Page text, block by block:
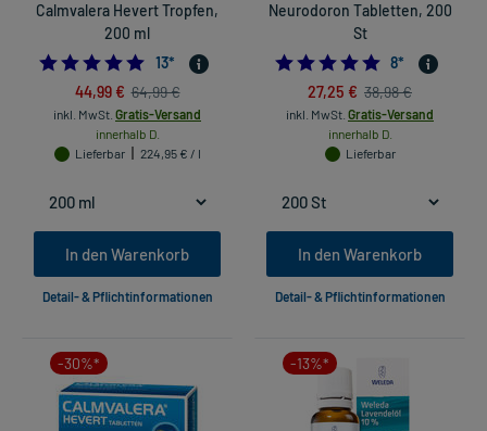
Calmvalera Hevert Tropfen,
200 ml
4.923076923076923
13*
44,99 € 64,99 €
inkl. MwSt. Gratis-Versand
innerhalb D.
Lieferbar
224,95 € / l
In den Warenkorb
Detail- & Pflichtinformationen
Neurodoron Tabletten, 200
St
4.875
8*
27,25 € 38,98 €
inkl. MwSt. Gratis-Versand
innerhalb D.
Lieferbar
In den Warenkorb
Detail- & Pflichtinformationen
-30%* -13%*